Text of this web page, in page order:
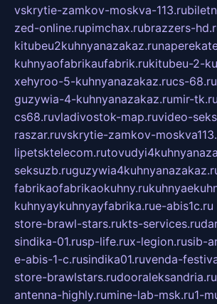
vskrytie-zamkov-moskva-113.ru
zed-online.rupimchax.rubrazzers-
kitubeu2kuhnyanazakaz.ru
kuhnyaofabrikaufabrik.rukitubeu-2-
xehyroo-5-kuhnyanazakaz.rucs-68.ru
guzywia-4-kuhnyanazakaz.rumir-tk.ru
cs68.ruvladivostok-map.ruvideo-
raszar.ruvskrytie-zamkov-
lipetsktelecom.ru
seksuzb.ru
fabrikaofabrikaokuhny.ru
kuhnyaykuhnyayfabrika.rue-abis1c.ru
store-brawl-stars.rukts-services.ru
sindika-01.rusp-life.rux-legion.rusib-
e-abis-1-c.rusindika01.ruvenda-
store-brawlstars.rudooraleksandria.ru
antenna-highly.rumine-lab-msk.ru1-